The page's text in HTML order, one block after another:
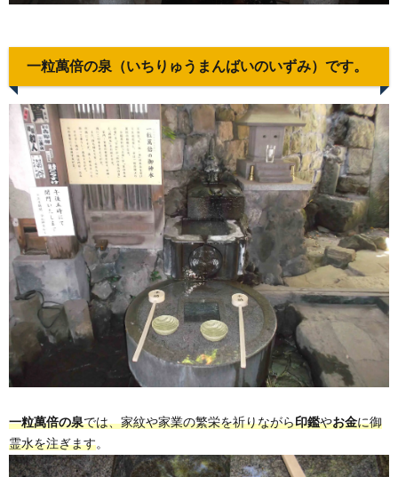
一粒萬倍の泉（いちりゅうまんばいのいずみ）です。
一粒萬倍の泉では、家紋や家業の繁栄を祈りながら印鑑やお金に御
霊水を注ぎます。